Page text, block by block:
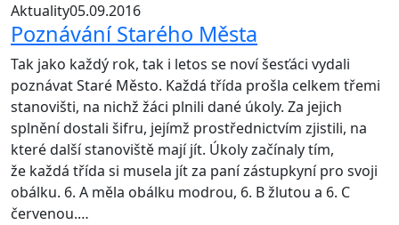
Aktuality05.09.2016
Poznávání Starého Města
Tak jako každý rok, tak i letos se noví šesťáci vydali
poznávat Staré Město. Každá třída prošla celkem třemi
stanovišti, na nichž žáci plnili dané úkoly. Za jejich
splnění dostali šifru, jejímž prostřednictvím zjistili, na
které další stanoviště mají jít. Úkoly začínaly tím,
že každá třída si musela jít za paní zástupkyní pro svoji
obálku. 6. A měla obálku modrou, 6. B žlutou a 6. C
červenou.…